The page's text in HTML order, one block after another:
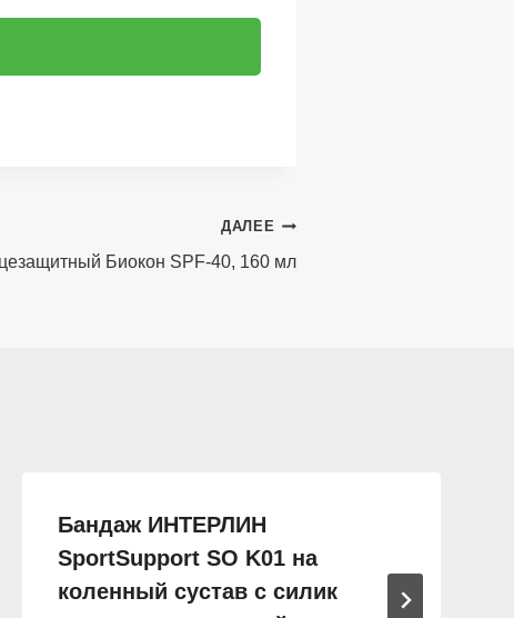
ДАЛЕЕ
Биокон SPF-40, 160 мл
Бандаж ИНТЕРЛИН
SportSupport SO K01 на
коленный сустав с силик